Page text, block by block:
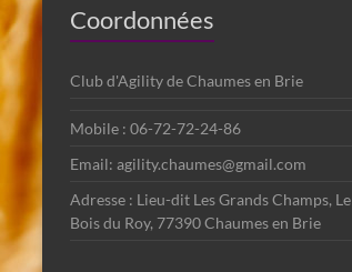
Coordonnées
Club d'Agility de Chaumes en Brie
Mobile : 06-72-72-24-86
Email: agility.chaumes@gmail.com
Adresse : Lieu-dit Les Grands Champs, Le
Bois du Roy, 77390 Chaumes en Brie